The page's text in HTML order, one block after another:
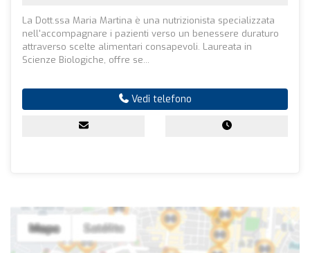
La Dott.ssa Maria Martina è una nutrizionista specializzata
nell'accompagnare i pazienti verso un benessere duraturo
attraverso scelte alimentari consapevoli. Laureata in
Scienze Biologiche, offre se...
Vedi telefono